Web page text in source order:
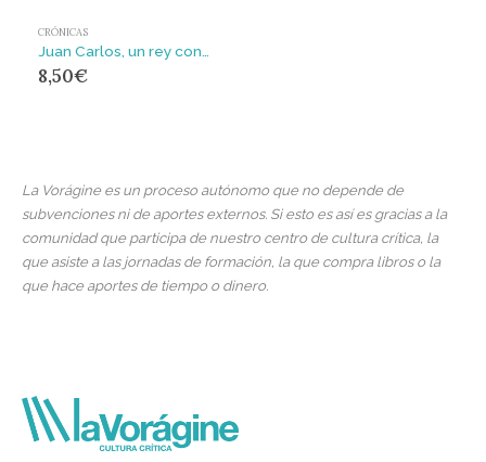
CRÓNICAS
8,50€
La Vorágine es un proceso autónomo que no depende de
subvenciones ni de aportes externos. Si esto es así es gracias a la
comunidad que participa de nuestro centro de cultura crítica, la
que asiste a las jornadas de formación, la que compra libros o la
que hace aportes de tiempo o dinero.